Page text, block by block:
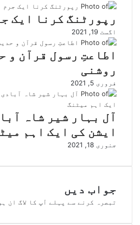
رپورٹنگ کرنا ایک
اگست 19, 2021
اطاعتِ رسول قرآن و
روشنی
فروری 5, 2021
آل بہار شیر شاہ
ایشن کی ایک اہم
جنوری 18, 2021
جواب دیں
تبصرہ کرنے سے پہلے آپ کا لاگ ان